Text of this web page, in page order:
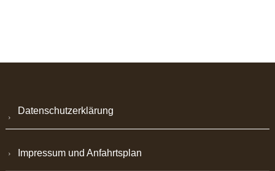
Datenschutzerklärung
Impressum und Anfahrtsplan